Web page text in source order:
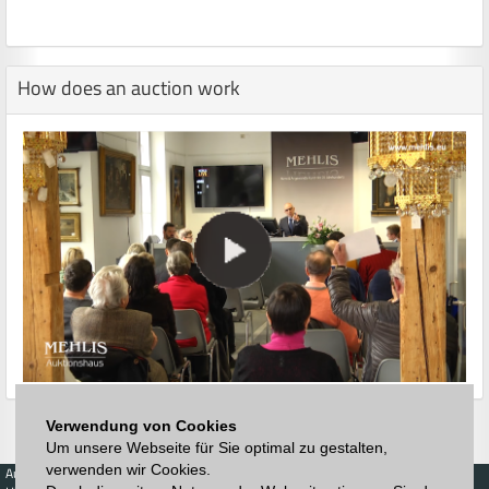
Verwendung von Cookies
Um unsere Webseite für Sie optimal zu gestalten,
verwenden wir Cookies.
How does an auction work
Auctions
Buy